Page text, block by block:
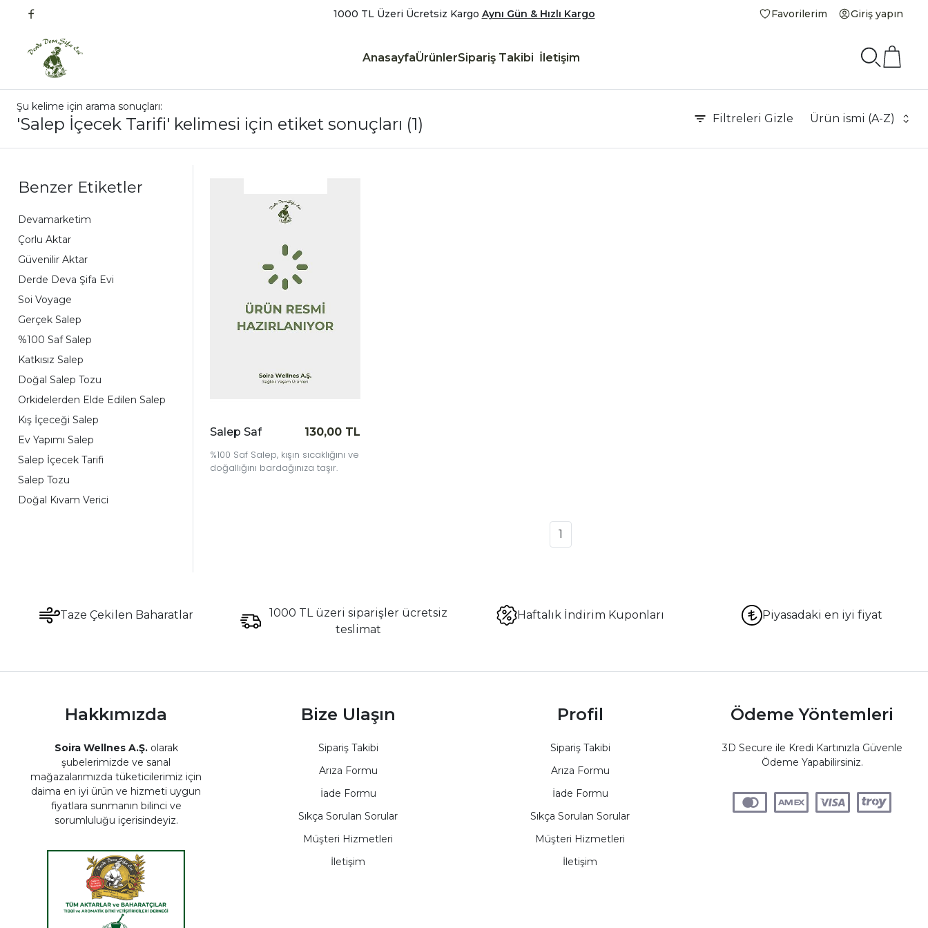
1000 TL Üzeri Ücretsiz Kargo Aynı Gün & Hızlı Kargo Favorilerim Giriş yapın
AnasayfaÜrünlerSipariş Takibi İletişim
Şu kelime için arama sonuçları:
'Salep İçecek Tarifi' kelimesi için etiket sonuçları (1) Filtreleri Gizle Ürün ismi (A-Z)
Benzer Etiketler
Devamarketim
Çorlu Aktar
Güvenilir Aktar
Derde Deva Şifa Evi
Soi Voyage
Gerçek Salep
%100 Saf Salep
Katkısız Salep
Doğal Salep Tozu
Orkidelerden Elde Edilen Salep
Kış İçeceği Salep
Ev Yapımı Salep
Salep İçecek Tarifi
Salep Tozu
Doğal Kıvam Verici
Salep Saf
130,00 TL
%100 Saf Salep, kışın sıcaklığını ve
doğallığını bardağınıza taşır.
1
Taze Çekilen Baharatlar
1000 TL üzeri siparişler ücretsiz
teslimat
Haftalık İndirim Kuponları Piyasadaki en iyi fiyat
Hakkımızda
Soira Wellnes A.Ş.olarak
şubelerimizde ve sanal
mağazalarımızda tüketicilerimiz için
daima en iyi ürün ve hizmeti uygun
fiyatlara sunmanın bilinci ve
sorumluluğu içerisindeyiz.
Bize Ulaşın
Sipariş Takibi
Arıza Formu
İade Formu
Sıkça Sorulan Sorular
Müşteri Hizmetleri
İletişim
Profil
Sipariş Takibi
Arıza Formu
İade Formu
Sıkça Sorulan Sorular
Müşteri Hizmetleri
İletişim
Ödeme Yöntemleri
3D Secure ile Kredi Kartınızla Güvenle
Ödeme Yapabilirsiniz.